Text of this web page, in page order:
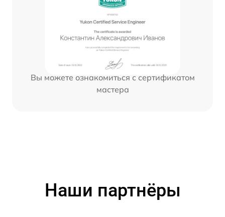
Вы можете ознакомиться с сертификатом
мастера
Наши партнёры